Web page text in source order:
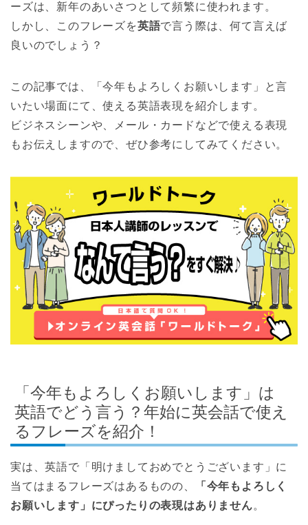
ーズは、新年のあいさつとして頻繁に使われます。
しかし、このフレーズを英語で言う際は、何て言えば
良いのでしょう？
この記事では、「今年もよろしくお願いします」と言
いたい場面にて、使える英語表現を紹介します。
ビジネスシーンや、メール・カードなどで使える表現
もお伝えしますので、ぜひ参考にしてみてください。
「今年もよろしくお願いします」は
英語でどう言う？年始に英会話で使え
るフレーズを紹介！
実は、英語で「明けましておめでとうございます」に
当てはまるフレーズはあるものの、
「今年もよろしく
お願いします」にぴったりの表現はありません。